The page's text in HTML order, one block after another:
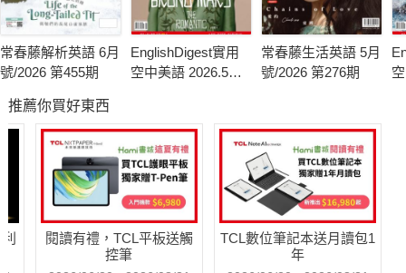
常春藤解析英語 6月
號/2026 第455期
EnglishDigest實用
空中美語 2026.5月
常春藤生活英語 5月
號/2026 第276期
推薦你買好東西
閱讀有禮，TCL平板送觸
控筆
TCL數位筆記本送月讀包1
年